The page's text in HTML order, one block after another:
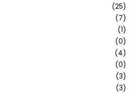
(25)
(7)
(1)
(0)
(4)
(0)
(3)
(3)